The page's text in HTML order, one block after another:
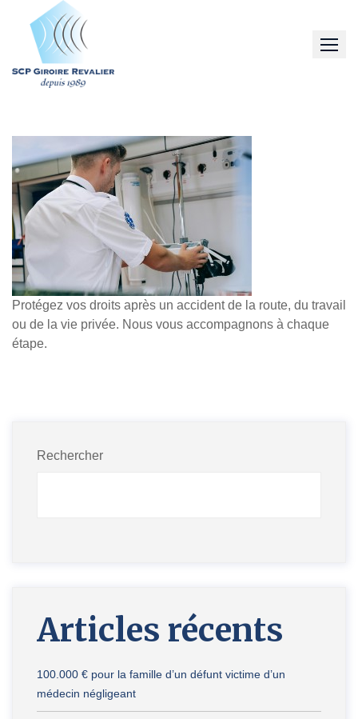
content
Protégez vos droits après un accident de la route, du travail
ou de la vie privée. Nous vous accompagnons à chaque
étape.
Rechercher
Articles récents
100.000 € pour la famille d’un défunt victime d’un
médecin négligeant